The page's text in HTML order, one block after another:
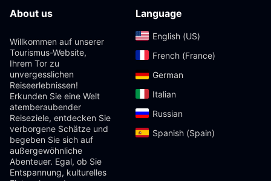
About us
Willkommen auf unserer
Tourismus-Website,
Ihrem Tor zu
unvergesslichen
Reiseerlebnissen!
Erkunden Sie eine Welt
atemberaubender
Reiseziele, entdecken Sie
verborgene Schätze und
begeben Sie sich auf
außergewöhnliche
Abenteuer. Egal, ob Sie
Entspannung, kulturelles
Language
English (US)‎
French (France)‎
German‎
Italian‎
Russian‎
Spanish (Spain)‎